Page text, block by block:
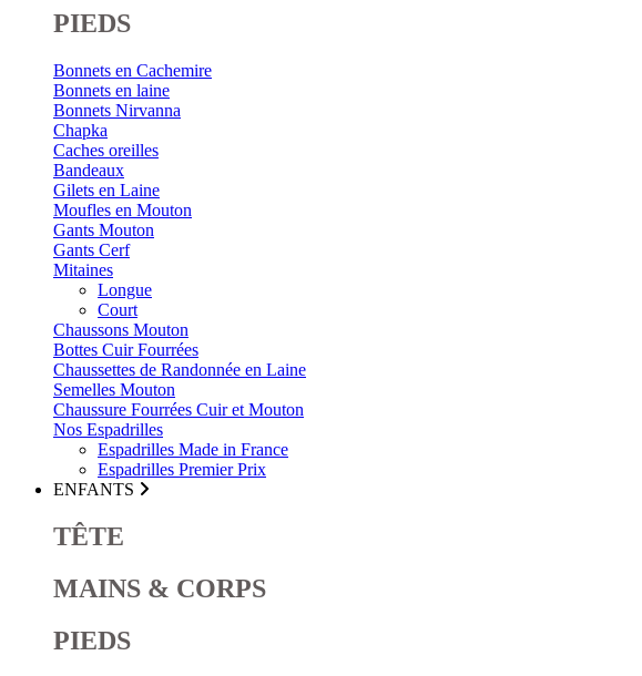
PIEDS
Bonnets en Cachemire
Bonnets en laine
Bonnets Nirvanna
Chapka
Caches oreilles
Bandeaux
Gilets en Laine
Moufles en Mouton
Gants Mouton
Gants Cerf
Mitaines
Longue
Court
Chaussons Mouton
Bottes Cuir Fourrées
Chaussettes de Randonnée en Laine
Semelles Mouton
Chaussure Fourrées Cuir et Mouton
Nos Espadrilles
Espadrilles Made in France
Espadrilles Premier Prix
ENFANTS
TÊTE
MAINS & CORPS
PIEDS